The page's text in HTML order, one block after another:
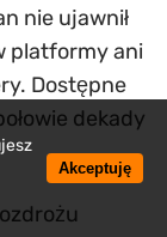
nie ujawnił
platformy ani
Dostępne
dekady
Akceptuję